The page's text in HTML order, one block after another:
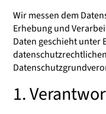
Wir messen dem
Erhebung und
Daten geschieht unter
1.